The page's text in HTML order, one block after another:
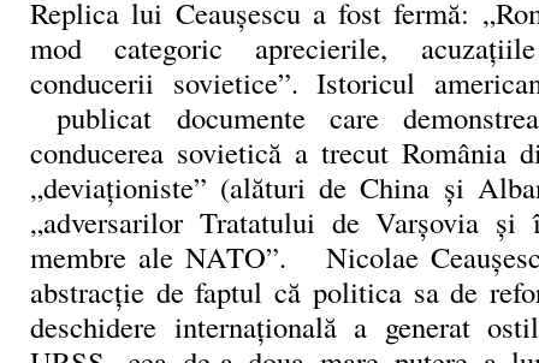
Replica lui Ceaușescu a fost fermă:
mod categoric aprecierile,
conducerii sovietice”. Istoricul
publicat documente care
conducerea sovietică a trecut România
„deviaționiste” (alături de China și
„adversarilor Tratatului de Varșovia
membre ale NATO”. Nicolae
abstracție de faptul că politica sa de
deschidere internațională a generat